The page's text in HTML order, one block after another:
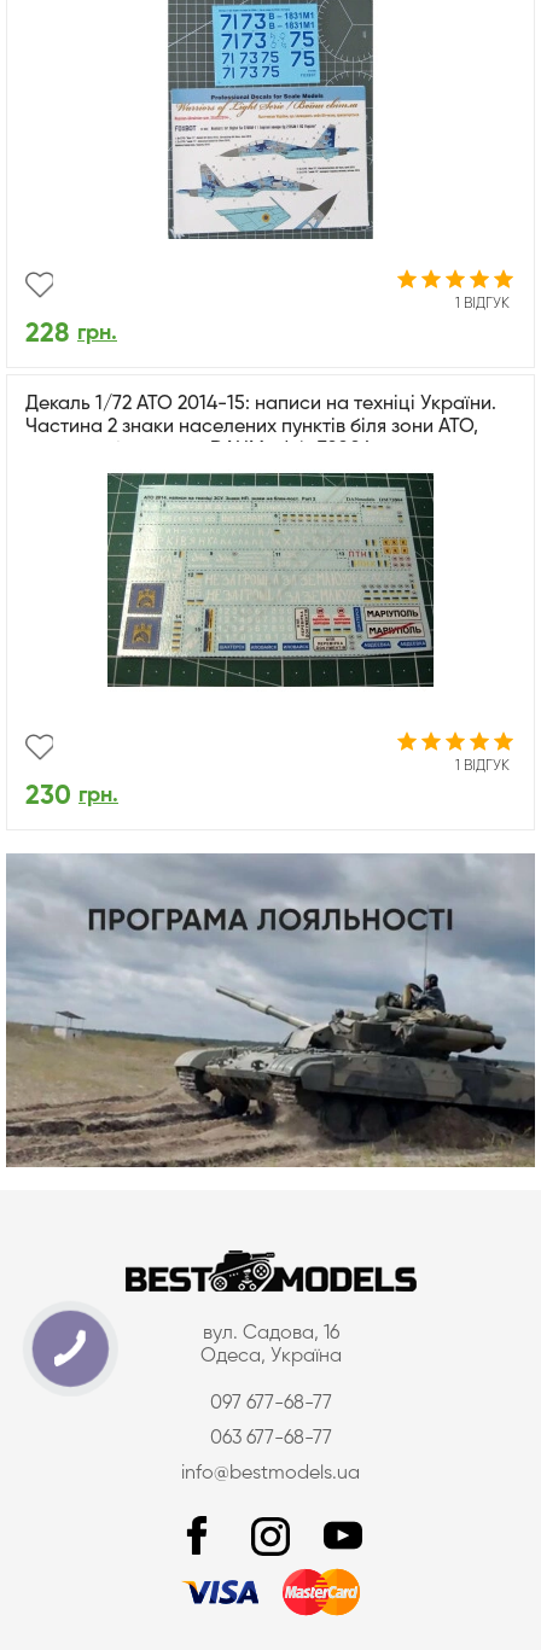
1 ВІДГУК
228 грн.
Декаль 1/72 АТО 2014-15: написи на техніці України.
Частина 2 знаки населених пунктів біля зони АТО,
1 ВІДГУК
230 грн.
вул. Садова, 16
Одеса, Україна
097 677-68-77
063 677-68-77
info@bestmodels.ua